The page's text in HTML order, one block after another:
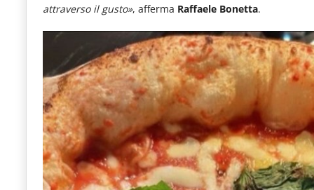
le
novità
del
comparto
Horeca.
attraverso il gusto», afferma Raffaele Bonetta.